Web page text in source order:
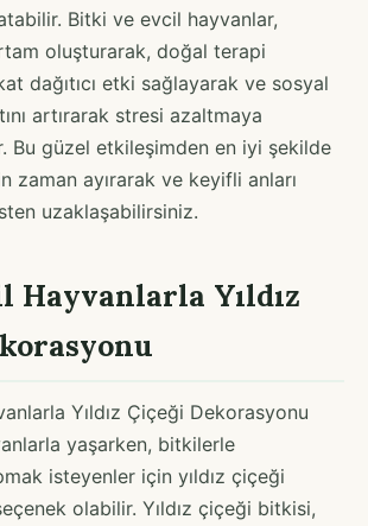
Bitki ve evcil hayvanlar,
oluşturarak, doğal terapi
dağıtıcı etki sağlayarak ve sosyal
artırarak stresi azaltmaya
Bu güzel etkileşimden en iyi şekilde
zaman ayırarak ve keyifli anları
uzaklaşabilirsiniz.
Hayvanlarla Yıldız
Yıldız Çiçeği Dekorasyonu
yaşarken, bitkilerle
isteyenler için yıldız çiçeği
olabilir. Yıldız çiçeği bitkisi,